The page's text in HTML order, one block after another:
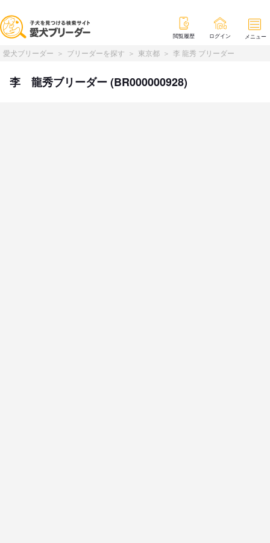
閲覧履歴 ログイン メニュー
愛犬ブリーダー ブリーダーを探す 東京都 李 龍秀 ブリーダー
李 龍秀ブリーダー (BR000000928)